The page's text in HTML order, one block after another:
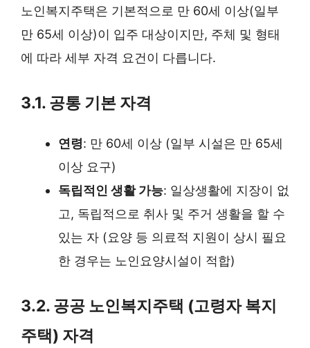
노인복지주택은 기본적으로 만 60세 이상(일부
만 65세 이상)이 입주 대상이지만, 주체 및 형태
에 따라 세부 자격 요건이 다릅니다.
3.1. 공통 기본 자격
연령: 만 60세 이상 (일부 시설은 만 65세
이상 요구)
독립적인 생활 가능: 일상생활에 지장이 없
고, 독립적으로 취사 및 주거 생활을 할 수
있는 자 (요양 등 의료적 지원이 상시 필요
한 경우는 노인요양시설이 적합)
3.2. 공공 노인복지주택 (고령자 복지
주택) 자격